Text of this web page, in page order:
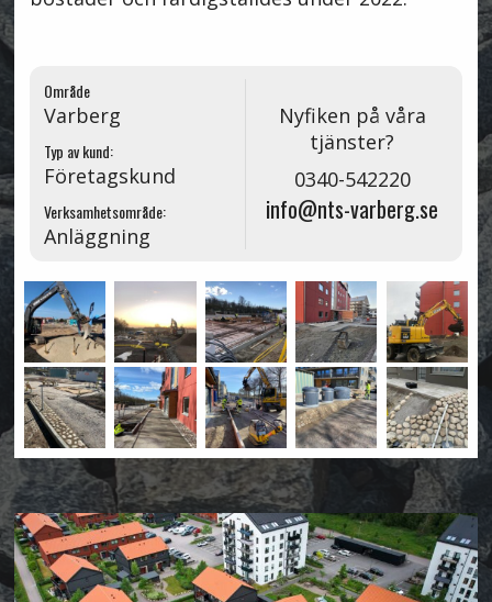
Område
Varberg
Typ av kund:
Företagskund
Verksamhetsområde:
Anläggning
Nyfiken på våra
tjänster?
0340-542220
info@nts-varberg.se